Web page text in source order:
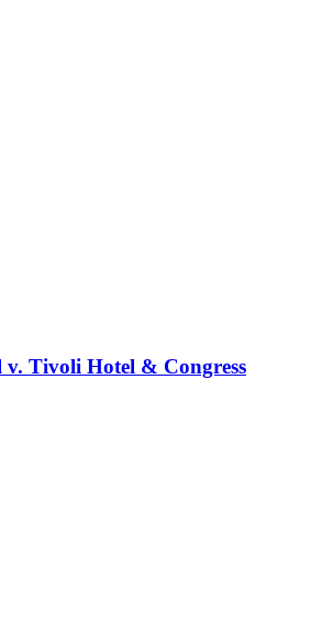
v. Tivoli Hotel & Congress